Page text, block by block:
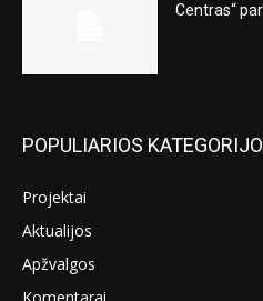
Centras“
POPULIARIOS
Projektai
Aktualijos
Apžvalgos